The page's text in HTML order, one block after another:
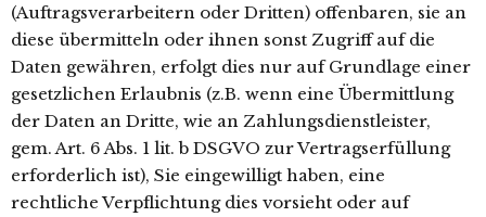
(Auftragsverarbeitern oder Dritten) offenbaren, sie an
diese übermitteln oder ihnen sonst Zugriff auf die
Daten gewähren, erfolgt dies nur auf Grundlage einer
gesetzlichen Erlaubnis (z.B. wenn eine Übermittlung
der Daten an Dritte, wie an Zahlungsdienstleister,
gem. Art. 6 Abs. 1 lit. b DSGVO zur Vertragserfüllung
erforderlich ist), Sie eingewilligt haben, eine
rechtliche Verpflichtung dies vorsieht oder auf